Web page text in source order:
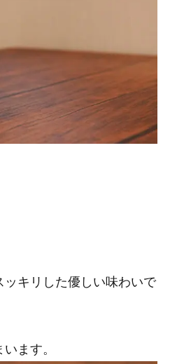
キリした優しい味わいで
ます。